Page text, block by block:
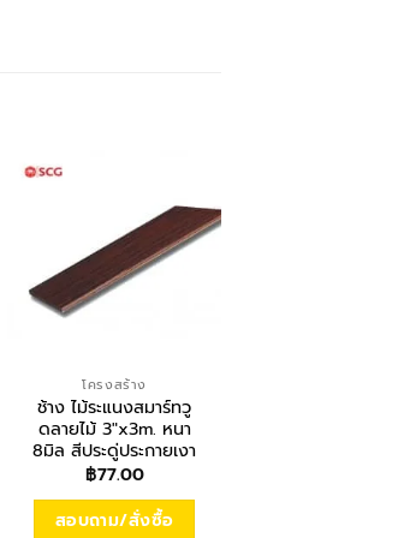
โครงสร้าง
ช้าง ไม้ระแนงสมาร์ทวู
ดลายไม้ 3″x3m. หนา
8มิล สีประดู่ประกายเงา
฿77.00
สอบถาม/สั่งซื้อ